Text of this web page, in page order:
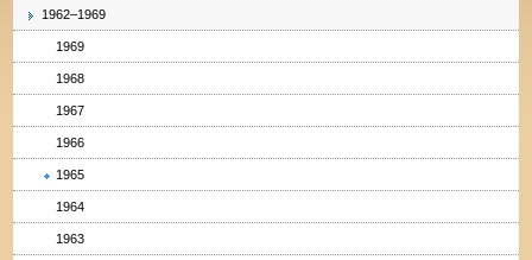
1962–1969
1969
1968
1967
1966
1965
1964
1963